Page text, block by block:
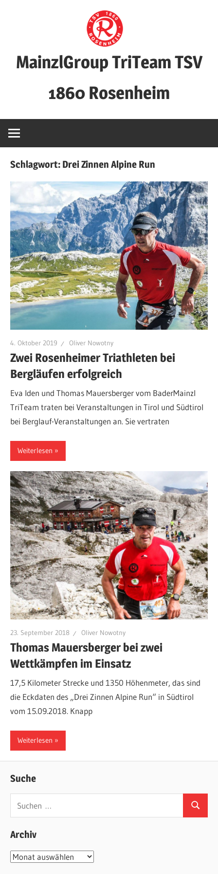
MainzlGroup TriTeam TSV
1860 Rosenheim
Schlagwort: Drei Zinnen Alpine Run
4. Oktober 2019 Oliver Nowotny
Zwei Rosenheimer Triathleten bei
Bergläufen erfolgreich
Eva Iden und Thomas Mauersberger vom BaderMainzl
TriTeam traten bei Veranstaltungen in Tirol und Südtirol
bei Berglauf-Veranstaltungen an. Sie vertraten
Weiterlesen
23. September 2018 Oliver Nowotny
Thomas Mauersberger bei zwei
Wettkämpfen im Einsatz
17,5 Kilometer Strecke und 1350 Höhenmeter, das sind
die Eckdaten des „Drei Zinnen Alpine Run“ in Südtirol
vom 15.09.2018. Knapp
Weiterlesen
Suche
Suchen
Archiv
Archiv